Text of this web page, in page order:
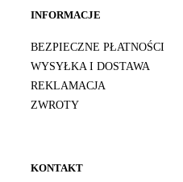
INFORMACJE
BEZPIECZNE PŁATNOŚCI
WYSYŁKA I DOSTAWA
REKLAMACJA
ZWROTY
KONTAKT